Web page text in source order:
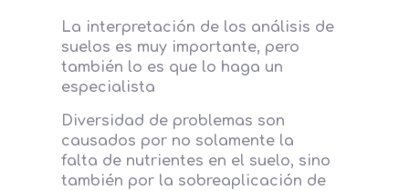
La interpretación de los análisis de
suelos es muy importante, pero
también lo es que lo haga un
especialista
Diversidad de problemas son
causados por no solamente la
falta de nutrientes en el suelo, sino
también por la sobreaplicación de